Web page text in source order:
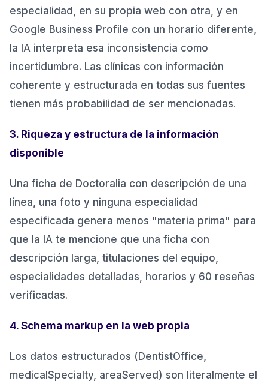
especialidad, en su propia web con otra, y en
Google Business Profile con un horario diferente,
la IA interpreta esa inconsistencia como
incertidumbre. Las clínicas con información
coherente y estructurada en todas sus fuentes
tienen más probabilidad de ser mencionadas.
3. Riqueza y estructura de la información
disponible
Una ficha de Doctoralia con descripción de una
línea, una foto y ninguna especialidad
especificada genera menos "materia prima" para
que la IA te mencione que una ficha con
descripción larga, titulaciones del equipo,
especialidades detalladas, horarios y 60 reseñas
verificadas.
4. Schema markup en la web propia
Los datos estructurados (DentistOffice,
medicalSpecialty, areaServed) son literalmente el